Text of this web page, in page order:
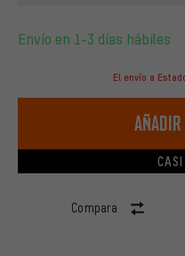
Envío en 1-3 días hábiles
El envío a
Compara